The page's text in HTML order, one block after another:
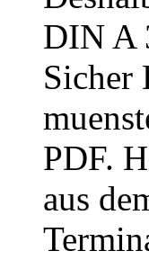
DIN A
Sicher
PDF.
aus